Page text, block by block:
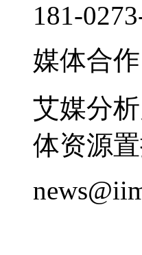
181-
媒体合作
艾媒分
体资源置